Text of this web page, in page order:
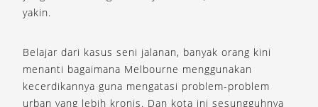
yakin.
Belajar dari kasus seni jalanan, banyak orang kini
menanti bagaimana Melbourne menggunakan
kecerdikannya guna mengatasi problem-problem
urban yang lebih kronis. Dan kota ini sesungguhnya